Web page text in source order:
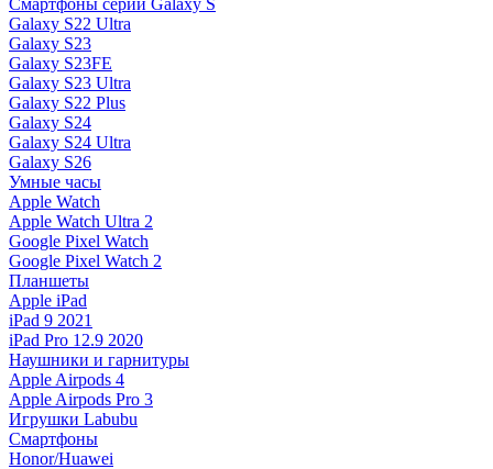
Смартфоны серии Galaxy S
Galaxy S22 Ultra
Galaxy S23
Galaxy S23FE
Galaxy S23 Ultra
Galaxy S22 Plus
Galaxy S24
Galaxy S24 Ultra
Galaxy S26
Умные часы
Apple Watch
Apple Watch Ultra 2
Google Pixel Watch
Google Pixel Watch 2
Планшеты
Apple iPad
iPad 9 2021
iPad Pro 12.9 2020
Наушники и гарнитуры
Apple Airpods 4
Apple Airpods Pro 3
Игрушки Labubu
Смартфоны
Honor/Huawei